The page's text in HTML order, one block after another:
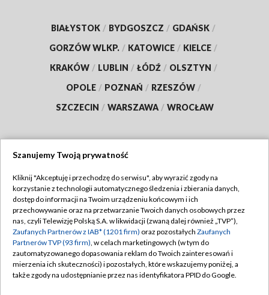
BIAŁYSTOK / BYDGOSZCZ / GDAŃSK /
GORZÓW WLKP. / KATOWICE / KIELCE /
KRAKÓW / LUBLIN / ŁÓDŹ / OLSZTYN /
OPOLE / POZNAŃ / RZESZÓW /
SZCZECIN / WARSZAWA / WROCŁAW
TVP
Abonament TVP
Emisja w TVP
Centrum informacji TVP
Naziemna Telewizja Cyfrowa
Regulamin TVP
Polityka prywatności
Moje zgody
Pomoc
Szanujemy Twoją prywatność
Kliknij "Akceptuję i przechodzę do serwisu", aby wyrazić zgody na
korzystanie z technologii automatycznego śledzenia i zbierania danych,
dostęp do informacji na Twoim urządzeniu końcowym i ich
przechowywanie oraz na przetwarzanie Twoich danych osobowych przez
nas, czyli Telewizję Polską S.A. w likwidacji (zwaną dalej również „TVP”),
Zaufanych Partnerów z IAB* (1201 firm) oraz pozostałych Zaufanych
Partnerów TVP (93 firm), w celach marketingowych (w tym do
zautomatyzowanego dopasowania reklam do Twoich zainteresowań i
mierzenia ich skuteczności) i pozostałych, które wskazujemy poniżej, a
także zgody na udostępnianie przez nas identyfikatora PPID do Google.